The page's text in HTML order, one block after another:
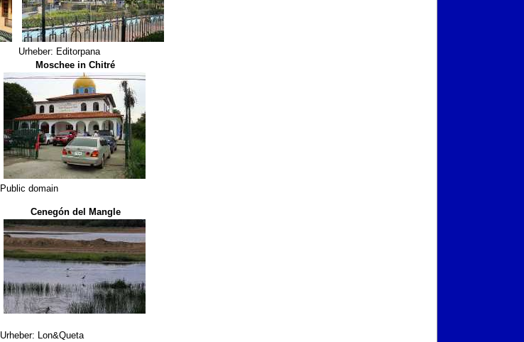
Urheber: Editorpana
Moschee in Chitré
Public domain
Cenegón del Mangle
Urheber: Lon&Queta